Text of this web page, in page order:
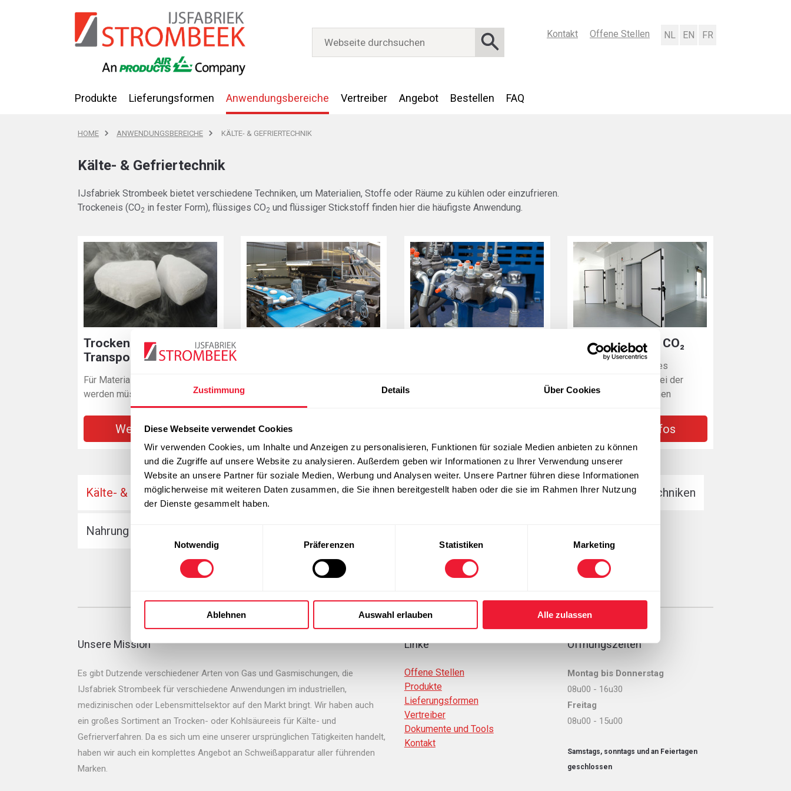
Zustimmung Details Über Cookies
Diese Webseite verwendet Cookies
Wir verwenden Cookies, um Inhalte und Anzeigen zu personalisieren, Funktionen für soziale Medien anbieten zu können
und die Zugriffe auf unsere Website zu analysieren. Außerdem geben wir Informationen zu Ihrer Verwendung unserer
Website an unsere Partner für soziale Medien, Werbung und Analysen weiter. Unsere Partner führen diese Informationen
möglicherweise mit weiteren Daten zusammen, die Sie ihnen bereitgestellt haben oder die sie im Rahmen Ihrer Nutzung
der Dienste gesammelt haben.
Notwendig
Präferenzen Statistiken Marketing
Ablehnen Auswahl erlauben Alle zulassen
Produkte Lieferungsformen Anwendungsbereiche Vertreiber Angebot Bestellen FAQ
Kontakt
Offene Stellen
HOME ANWENDUNGSBEREICHE KÄLTE- & GEFRIERTECHNIK
Kälte- & Gefriertechnik
IJsfabriek Strombeek bietet verschiedene Techniken, um Materialien, Stoffe oder Räume zu kühlen oder einzufrieren.
Trockeneis (CO2 in fester Form), flüssiges CO2 und flüssiger Stickstoff finden hier die häufigste Anwendung.
Trockeneis für den
Transport
Für Materialien die gekühlt
werden müssen
Weitere Infos Weitere Infos
Notkühlung mit CO₂
Kühlung während eines
Stromausfalls oder bei der
Wartung von Maschinen
Weitere Infos
Kälte- & Gefriertechnik Labortechnik Schweiß- & Schneidetechnik Medizinischer Sektor Umwelttechniken
Nahrung & Verpackung
Unsere Mission
Es gibt Dutzende verschiedener Arten von Gas und Gasmischungen, die
IJsfabriek Strombeek für verschiedene Anwendungen im industriellen,
medizinischen oder Lebensmittelsektor auf den Markt bringt. Wir haben auch
ein großes Sortiment an Trocken- oder Kohlsäureeis für Kälte- und
Gefrierverfahren. Da es sich um eine unserer ursprünglichen Tätigkeiten handelt,
haben wir auch ein komplettes Angebot an Schweißapparatur aller führenden
Marken.
Linke
Offene Stellen
Produkte
Lieferungsformen
Vertreiber
Dokumente und Tools
Kontakt
Öffnungszeiten
Montag bis Donnerstag
08u00 - 16u30
Freitag
08u00 - 15u00
Samstags, sonntags und an Feiertagen
geschlossen